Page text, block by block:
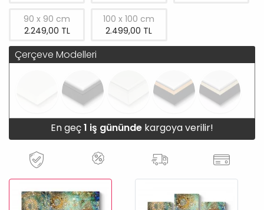
90 x 90 cm
2.249,00 TL
100 x 100 cm
2.499,00 TL
Çerçeve Modelleri
En geç1 iş gününde kargoya verilir!